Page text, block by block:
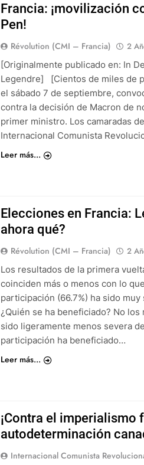
Francia: ¡movilización
Pen!
Révolution (CMI – Francia) 2
[Originalmente publicado en: In
Legendre] [Cientos de miles de
el sábado 7 de septiembre,
contra la decisión de Macron de
primer ministro. Los camaradas
Internacional Comunista
Leer más...
Elecciones en Francia:
ahora qué?
Révolution (CMI – Francia) 2
Los resultados de la primera
coinciden más o menos con lo
participación (66.7%) ha sido
¿Quién se ha beneficiado? No
sido ligeramente menos severa
participación ha beneficiado…
Leer más...
¡Contra el imperialismo
autodeterminación
Internacional Comunista